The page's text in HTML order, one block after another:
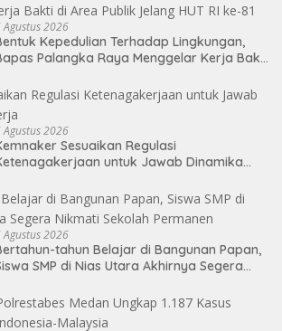
Agustus 2026
Kepedulian Terhadap Lingkungan,
Palangka Raya Menggelar Kerja Bakti
Agustus 2026
Sesuaikan Regulasi
untuk Jawab Dinamika
Agustus 2026
tahun Belajar di Bangunan Papan,
SMP di Nias Utara Akhirnya Segera